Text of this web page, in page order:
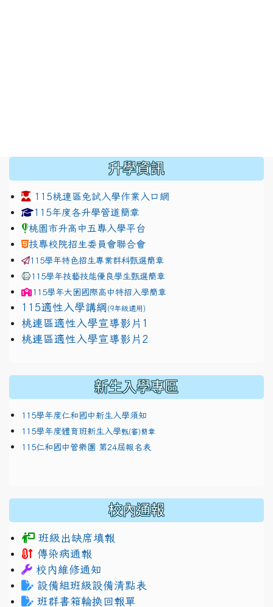
升學資訊
115桃連區免試入學作業入口網
link to https://www.jhjhs.tyc.edu.tw/modules/
115年度各升學管道簡章
桃園市升高中五專入學平台
技專校院招生委員會聯合會
115學年特色招生專業群科甄選簡章
115學年技藝技能優良學生甄選簡章
115學年大園國際高中特招入學簡章
115適性入學講綱 (9年級適用)
link to https://docs.google.com/presentation/d/
桃連區適性入學宣導影片1
link to https://docs.google.com/presentation/d/
桃連區適性入學宣導影片2
新生入學專區
115學年度仁和國中新生入學須知
115學年度體育班新生入學甄(審)簡章
115仁和國中管樂團 第24屆報名表
校內通報
班級出缺席填報
傳染病通報
校內維修通知
設備組班級設備清點表
班群書箱輪換回報單